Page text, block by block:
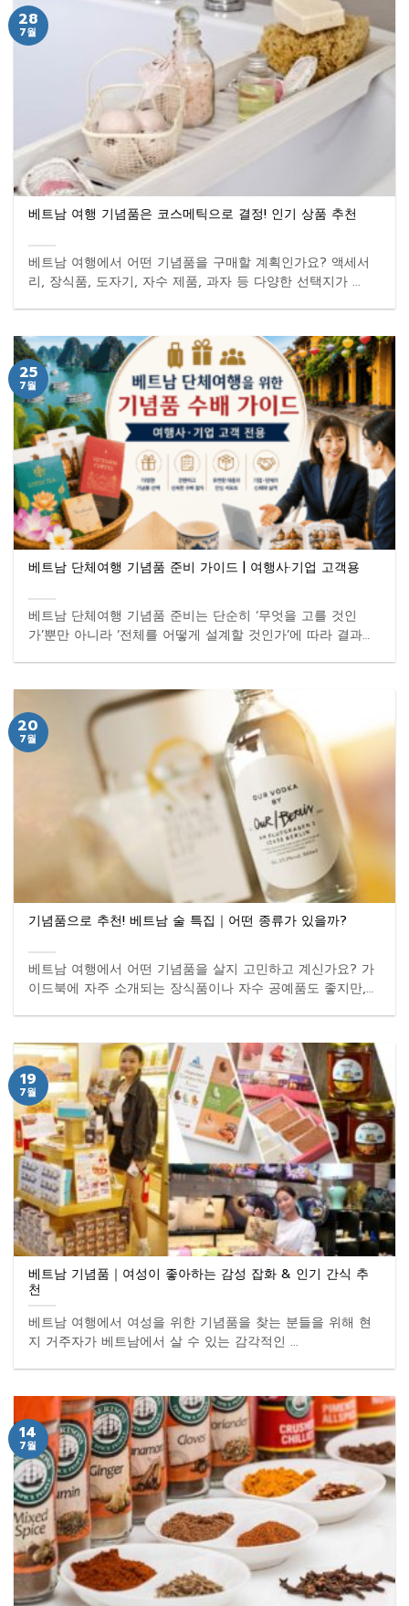
베트남 여행 기념품은 코스메틱으로 결정! 인기 상품 추천
베트남 여행에서 어떤 기념품을 구매할 계획인가요? 액세서
리, 장식품, 도자기, 자수 제품, 과자 등 다양한 선택지가 ...
28
7월
베트남 단체여행 기념품 준비 가이드 | 여행사·기업 고객용
베트남 단체여행 기념품 준비는 단순히 ‘무엇을 고를 것인
가’뿐만 아니라 ‘전체를 어떻게 설계할 것인가’에 따라 결과가
25
7월
기념품으로 추천! 베트남 술 특집｜어떤 종류가 있을까?
베트남 여행에서 어떤 기념품을 살지 고민하고 계신가요? 가
이드북에 자주 소개되는 장식품이나 자수 공예품도 좋지만,
20
7월
베트남 기념품｜여성이 좋아하는 감성 잡화 & 인기 간식 추
천
베트남 여행에서 여성을 위한 기념품을 찾는 분들을 위해 현
지 거주자가 베트남에서 살 수 있는 감각적인 ...
19
7월
14
7월